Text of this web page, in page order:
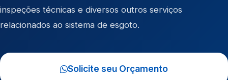
inspeções técnicas e diversos outros serviços
relacionados ao sistema de esgoto.
Solicite seu Orçamento